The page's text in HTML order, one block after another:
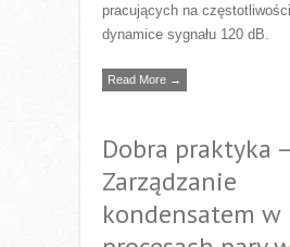
pracujących na
dynamice sygnału 120 dB.
Read More →
Dobra praktyka –
Zarządzanie
kondensatem w